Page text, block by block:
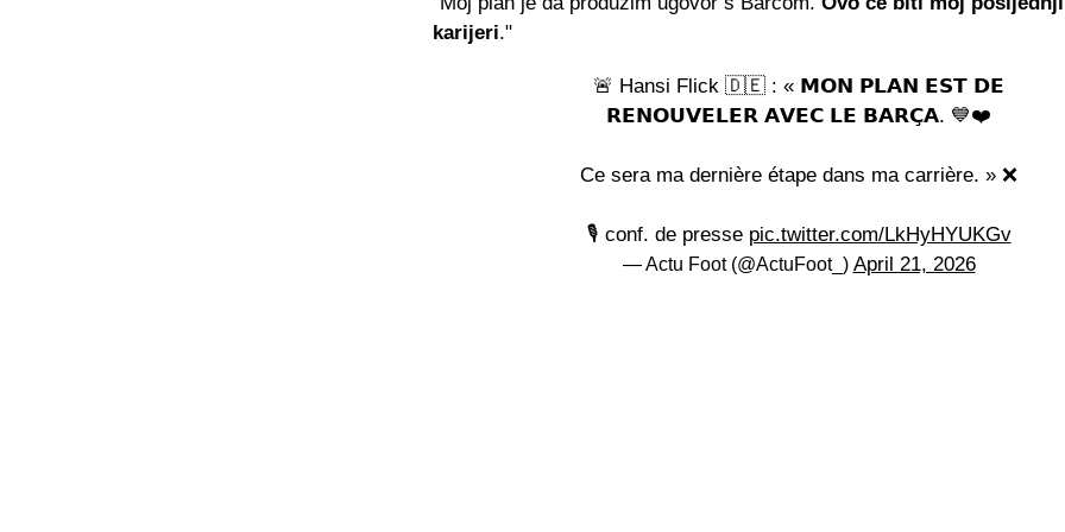
karijeri."
🚨 Hansi Flick 🇩🇪 : « 𝗠𝗢𝗡 𝗣𝗟𝗔𝗡 𝗘𝗦𝗧 𝗗𝗘
𝗥𝗘𝗡𝗢𝗨𝗩𝗘𝗟𝗘𝗥 𝗔𝗩𝗘𝗖 𝗟𝗘 𝗕𝗔𝗥𝗖̧𝗔. 💙❤️
Ce sera ma dernière étape dans ma carrière. » ❌
🎙️ conf. de presse pic.twitter.com/LkHyHYUKGv
— Actu Foot (@ActuFoot_) April 21, 2026